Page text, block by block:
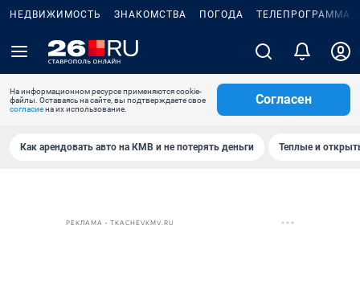
НЕДВИЖИМОСТЬ ЗНАКОМСТВА ПОГОДА ТЕЛЕПРОГРАММА
На информационном ресурсе применяются cookie-
файлы. Оставаясь на сайте, вы подтверждаете свое
согласиена их использование.
Согласен
Как арендовать авто на КМВ и не потерять деньги Теплые и
РЕКЛАМА • TKACHEVKMV.RU